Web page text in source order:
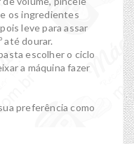
os ingredientes
leve para assar
até dourar.
escolher o ciclo
a máquina fazer
preferência como